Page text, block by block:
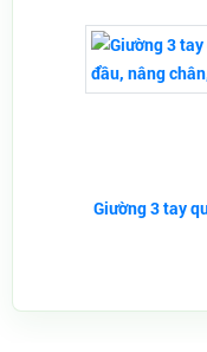
Giường 3 tay